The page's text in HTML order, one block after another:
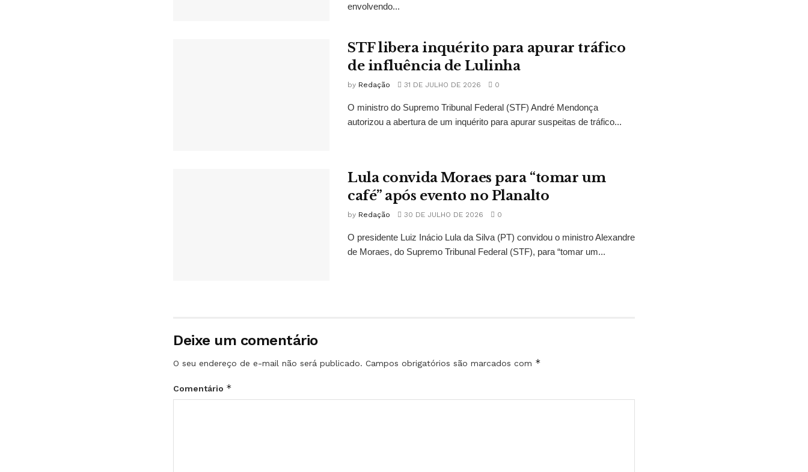
envolvendo...
STF libera inquérito para apurar tráfico
de influência de Lulinha
by Redação 31 DE JULHO DE 2026 0
O ministro do Supremo Tribunal Federal (STF) André Mendonça
autorizou a abertura de um inquérito para apurar suspeitas de tráfico...
Lula convida Moraes para “tomar um
café” após evento no Planalto
by Redação 30 DE JULHO DE 2026 0
O presidente Luiz Inácio Lula da Silva (PT) convidou o ministro Alexandre
de Moraes, do Supremo Tribunal Federal (STF), para “tomar um...
Deixe um comentário
O seu endereço de e-mail não será publicado. Campos obrigatórios são marcados com *
Comentário *